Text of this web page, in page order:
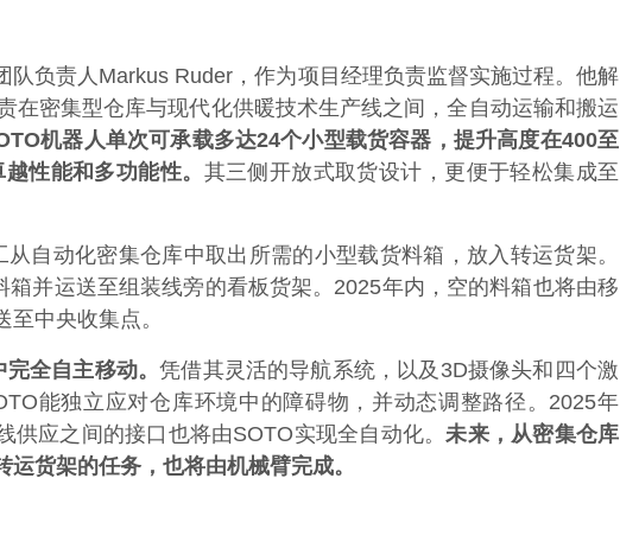
队负责人Markus Ruder，作为项目经理负责监督实施过程。他解
在密集型仓库与现代化供暖技术生产线之间，全自动运输和搬运
机器人单次可承载多达24个小型载货容器，提升高度在400至
性能和多功能性。 其三侧开放式取货设计，更便于轻松集成至
从自动化密集仓库中取出所需的小型载货料箱，放入转运货架。
箱并运送至组装线旁的看板货架。2025年内，空的料箱也将由移
中央收集点。
完全自主移动。凭借其灵活的导航系统，以及3D摄像头和四个激
能独立应对仓库环境中的障碍物，并动态调整路径。2025年
供应之间的接口也将由SOTO实现全自动化。未来，从密集仓库
货架的任务，也将由机械臂完成。